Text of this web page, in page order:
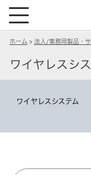
T
l
n
v
a
ホーム 法人/業務用製品・サ
ワイヤレスシ
ワイヤレスシステム